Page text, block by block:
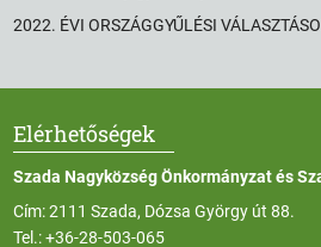
2022. ÉVI ORSZÁGGYŰLÉSI
Elérhetőségek
Szada Nagyközség Önkormányzat és
Cím: 2111 Szada, Dózsa György út 88.
Tel.:+36-28-503-065